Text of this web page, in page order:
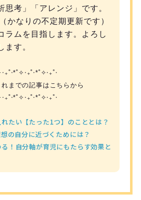
思考」「アレンジ」です。
（かなりの不定期更新です）
ラムを目指します。よろし
ます。
までの記事はこちらから
たい【たった1つ】のこととは？
の自分に近づくためには？
！自分軸が育児にもたらす効果と